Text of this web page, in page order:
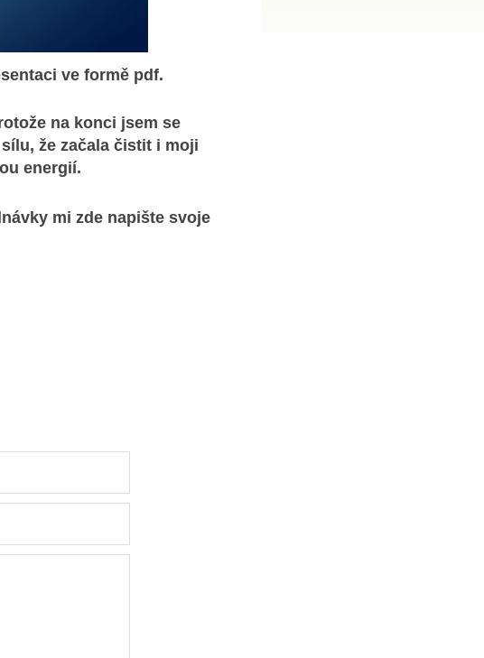
ve formě pdf.
na konci jsem se
že začala čistit i moji
energií.
mi zde napište svoje